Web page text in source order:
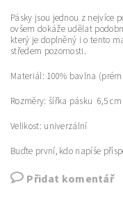
Pásky jsou jednou z nejvíce
ovšem dokáže udělat
který je doplněný i o tento
středem pozornosti.
Materiál: 100% bavlna
Rozměry: šířka pásku 6,5
Velikost: univerzální
Buďte první, kdo napíše
Přidat komentář